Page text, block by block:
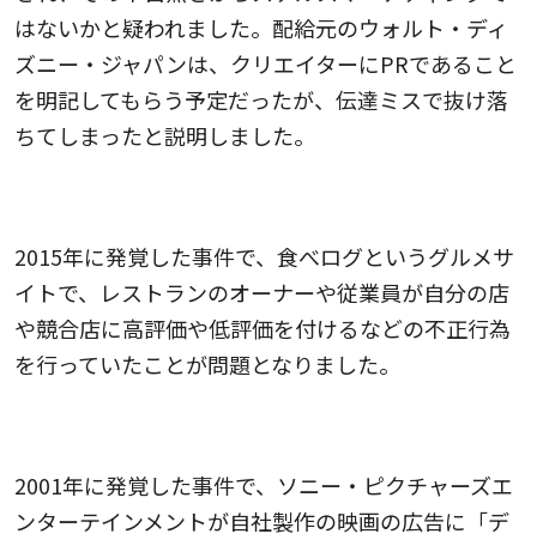
はないかと疑われました。配給元のウォルト・ディ
ズニー・ジャパンは、クリエイターにPRであること
を明記してもらう予定だったが、伝達ミスで抜け落
ちてしまったと説明しました。
2015年に発覚した事件で、食べログというグルメサ
イトで、レストランのオーナーや従業員が自分の店
や競合店に高評価や低評価を付けるなどの不正行為
を行っていたことが問題となりました。
2001年に発覚した事件で、ソニー・ピクチャーズエ
ンターテインメントが自社製作の映画の広告に「デ